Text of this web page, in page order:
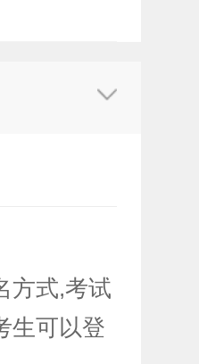
式,考试
生可以登